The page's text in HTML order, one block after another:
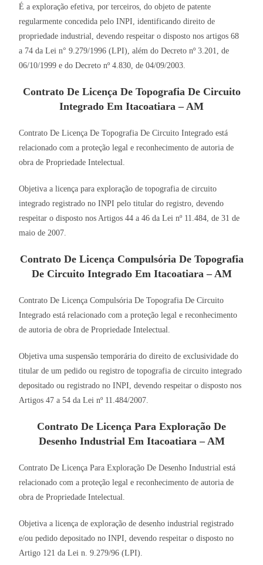
É a exploração efetiva, por terceiros, do objeto de patente
regularmente concedida pelo INPI, identificando direito de
propriedade industrial, devendo respeitar o disposto nos artigos 68
a 74 da Lei n° 9.279/1996 (LPI), além do Decreto nº 3.201, de
06/10/1999 e do Decreto nº 4.830, de 04/09/2003.
Contrato De Licença De Topografia De Circuito
Integrado Em Itacoatiara – AM
Contrato De Licença De Topografia De Circuito Integrado está
relacionado com a proteção legal e reconhecimento de autoria de
obra de Propriedade Intelectual.
Objetiva a licença para exploração de topografia de circuito
integrado registrado no INPI pelo titular do registro, devendo
respeitar o disposto nos Artigos 44 a 46 da Lei nº 11.484, de 31 de
maio de 2007.
Contrato De Licença Compulsória De Topografia
De Circuito Integrado Em Itacoatiara – AM
Contrato De Licença Compulsória De Topografia De Circuito
Integrado está relacionado com a proteção legal e reconhecimento
de autoria de obra de Propriedade Intelectual.
Objetiva uma suspensão temporária do direito de exclusividade do
titular de um pedido ou registro de topografia de circuito integrado
depositado ou registrado no INPI, devendo respeitar o disposto nos
Artigos 47 a 54 da Lei nº 11.484/2007.
Contrato De Licença Para Exploração De
Desenho Industrial Em Itacoatiara – AM
Contrato De Licença Para Exploração De Desenho Industrial está
relacionado com a proteção legal e reconhecimento de autoria de
obra de Propriedade Intelectual.
Objetiva a licença de exploração de desenho industrial registrado
e/ou pedido depositado no INPI, devendo respeitar o disposto no
Artigo 121 da Lei n. 9.279/96 (LPI).